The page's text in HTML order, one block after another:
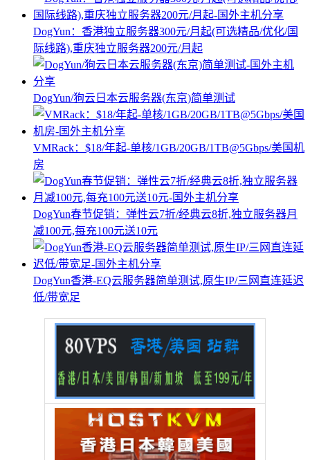
DogYun：香港独立服务器300元/月起(可选精品/优化/国
际线路),重庆独立服务器200元/月起
DogYun/狗云日本云服务器(东京)简单测试
VMRack：$18/年起-单核/1GB/20GB/1TB@5Gbps/美国机
房
DogYun春节促销：弹性云7折/经典云8折,独立服务器月
减100元,每充100元送10元
DogYun香港-EQ云服务器简单测试,原生IP/三网直连延迟
低/带宽足